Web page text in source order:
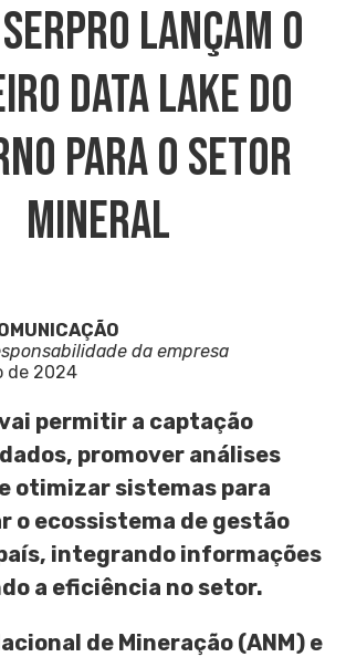
Serpro Lançam O
Data Lake Do
Para O Setor
Mineral
da empresa
de 2024
permitir a captação
promover análises
otimizar sistemas para
o ecossistema de gestão
integrando informações
a eficiência no setor.
de Mineração (ANM) e